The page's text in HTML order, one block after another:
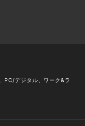
PC/デジタル、ワーク&ラ